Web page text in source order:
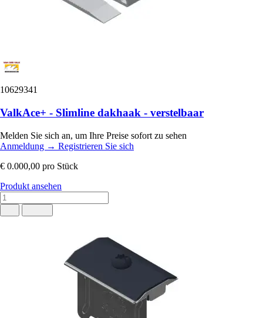
10629341
ValkAce+ - Slimline dakhaak - verstelbaar
Melden Sie sich an, um Ihre Preise sofort zu sehen
Anmeldung → Registrieren Sie sich
€ 0.000,00 pro Stück
Produkt ansehen